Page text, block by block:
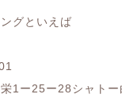
グといえば
1ー25ー28シャトー